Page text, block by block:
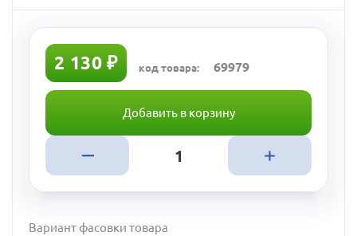
2 130 ₽ код товара: 69979
Добавить в корзину
Вариант фасовки товара